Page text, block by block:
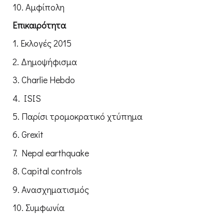
10. Αμφίπολη
Επικαιρότητα
1. Εκλογές 2015
2. Δημοψήφισμα
3. Charlie Ηebdo
4. ISIS
5. Παρίσι τρομοκρατικό χτύπημα
6. Grexit
7. Nepal earthquake
8. Capital controls
9. Ανασχηματισμός
10. Συμφωνία